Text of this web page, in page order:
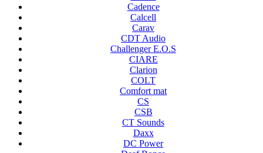
Cadence
Calcell
Carav
CDT Audio
Challenger E.O.S
CIARE
Clarion
COLT
Comfort mat
CS
CSB
CT Sounds
Daxx
DC Power